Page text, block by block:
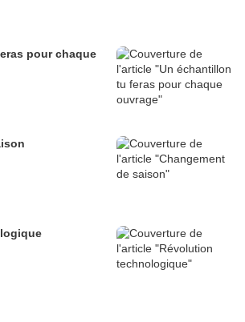
pour chaque